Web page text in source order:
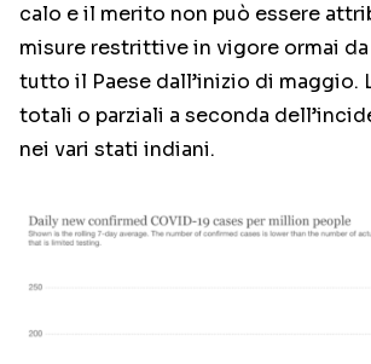
calo e il merito non può essere
misure restrittive in vigore ormai
tutto il Paese dall’inizio di maggio.
totali o parziali a seconda
nei vari stati indiani.